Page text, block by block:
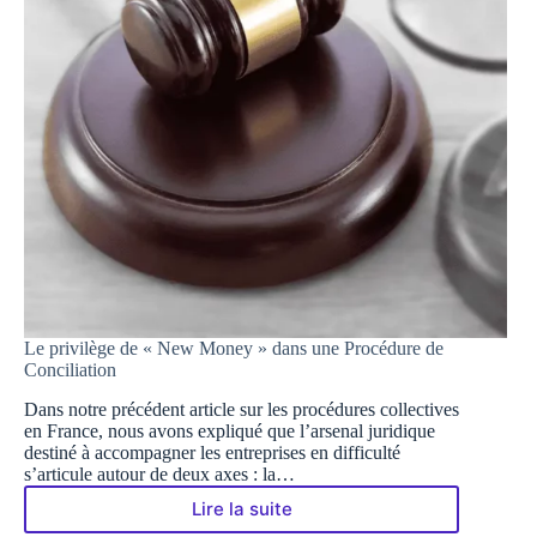
Le privilège de « New Money » dans une Procédure de
Conciliation
Dans notre précédent article sur les procédures collectives
en France, nous avons expliqué que l’arsenal juridique
destiné à accompagner les entreprises en difficulté
s’articule autour de deux axes : la…
Lire la suite
Le